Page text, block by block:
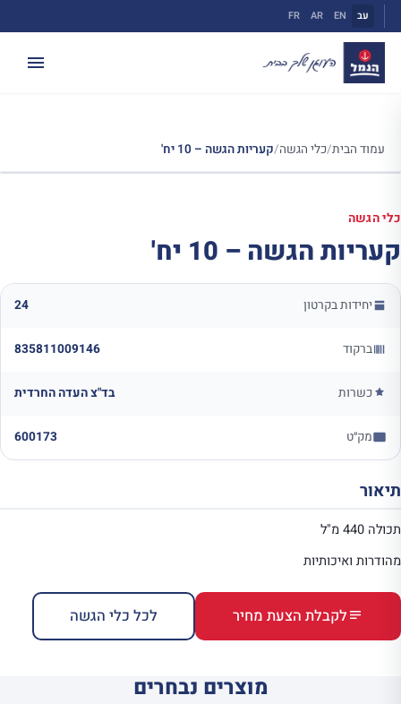
לתוכן
עב EN
AR
FR
עמוד הבית/כלי הגשה/קעריות הגשה – 10 יח'
כלי הגשה
קעריות הגשה – 10 יח'
יחידות בקרטון 24
ברקוד 835811009146
כשרות בד"צ העדה החרדית
מק״ט 600173
תיאור
תכולה 440 מ"ל
מהודרות ואיכותיות
לקבלת הצעת מחיר לכל כלי הגשה
מוצרים נבחרים